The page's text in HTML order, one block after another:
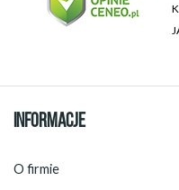
INFORMACJE
O firmie